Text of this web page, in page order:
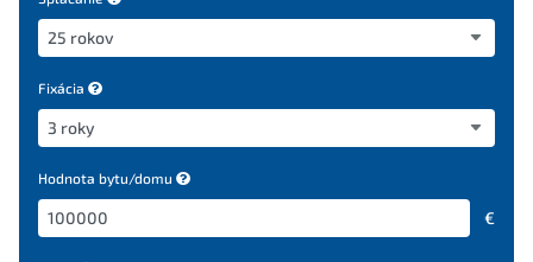
Fixácia
Hodnota bytu/domu
€